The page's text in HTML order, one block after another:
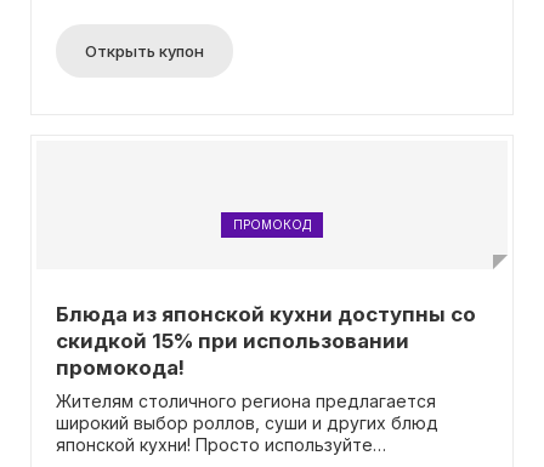
Открыть купон
ПРОМОКОД
Блюда из японской кухни доступны со
скидкой 15% при использовании
промокода!
Жителям столичного региона предлагается
широкий выбор роллов, суши и других блюд
японской кухни! Просто используйте